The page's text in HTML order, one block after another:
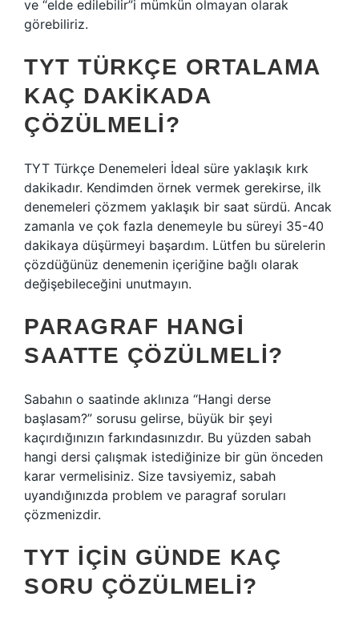
ve “elde edilebilir”i mümkün olmayan olarak
görebiliriz.
TYT TÜRKÇE ORTALAMA
KAÇ DAKIKADA
ÇÖZÜLMELI?
TYT Türkçe Denemeleri İdeal süre yaklaşık kırk
dakikadır. Kendimden örnek vermek gerekirse, ilk
denemeleri çözmem yaklaşık bir saat sürdü. Ancak
zamanla ve çok fazla denemeyle bu süreyi 35-40
dakikaya düşürmeyi başardım. Lütfen bu sürelerin
çözdüğünüz denemenin içeriğine bağlı olarak
değişebileceğini unutmayın.
PARAGRAF HANGI
SAATTE ÇÖZÜLMELI?
Sabahın o saatinde aklınıza “Hangi derse
başlasam?” sorusu gelirse, büyük bir şeyi
kaçırdığınızın farkındasınızdır. Bu yüzden sabah
hangi dersi çalışmak istediğinize bir gün önceden
karar vermelisiniz. Size tavsiyemiz, sabah
uyandığınızda problem ve paragraf soruları
çözmenizdir.
TYT IÇIN GÜNDE KAÇ
SORU ÇÖZÜLMELI?